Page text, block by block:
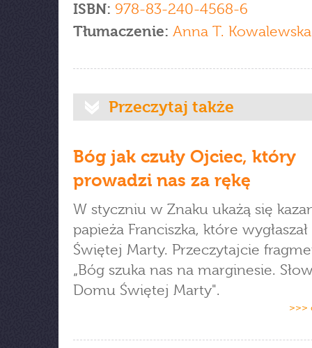
ISBN: 978-83-240-4568-6
Tłumaczenie: Anna T. Kowalewska
Przeczytaj także
Bóg jak czuły Ojciec, który
prowadzi nas za rękę
W styczniu w Znaku ukażą się
papieża Franciszka, które
Świętej Marty. Przeczytajcie
„Bóg szuka nas na marginesie.
Domu Świętej Marty".
>>>